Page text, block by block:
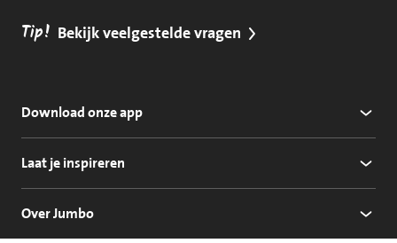
Tip! Bekijk veelgestelde vragen
Download onze app
Laat je inspireren
Over Jumbo